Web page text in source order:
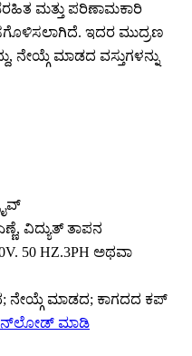
ಮತ್ತು ಪರಿಣಾಮಕಾರಿ
ಇದರ ಮುದ್ರಣ
ನೇಯ್ಗೆ ಮಾಡದ ವಸ್ತುಗಳನ್ನು
ವಿದ್ಯುತ್ ತಾಪನ
50 HZ.3PH ಅಥವಾ
ನೇಯ್ಗೆ ಮಾಡದ; ಕಾಗದದ ಕಪ್
ಮಾಡಿ